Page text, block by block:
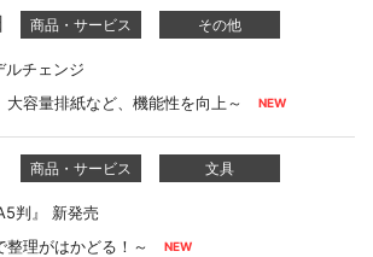
商品・サービス その他
ルチェンジ
大容量排紙など、機能性を向上～
商品・サービス 文具
判』 新発売
整理がはかどる！～